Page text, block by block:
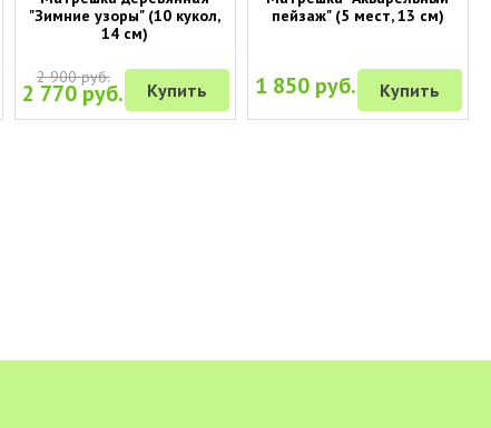
"Зимние узоры" (10 кукол,
14 см)
2 900 руб.
2 770 руб. Купить
пейзаж" (5 мест, 13 см)
1 850 руб. Купить